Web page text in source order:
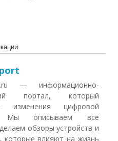
— информационно-
портал, который
изменения цифровой
Мы описываем все
обзоры устройств и
которые влияют на жизнь